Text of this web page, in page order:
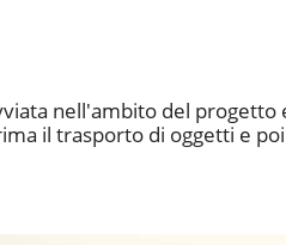
nell'ambito del progetto
il trasporto di oggetti e